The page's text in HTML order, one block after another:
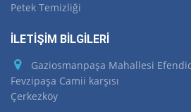
Petek Temizliği
İLETİŞİM BİLGİLERİ
Gaziosmanpaşa Mahallesi
Fevzipaşa Camii karşısı
Çerkezköy